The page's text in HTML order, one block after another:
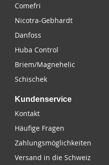
Comefri
Nicotra-Gebhardt
Danfoss
Huba Control
Briem/Magnehelic
Schischek
Kundenservice
Kontakt
Häufige Fragen
Zahlungsmöglichkeiten
Versand in die Schweiz